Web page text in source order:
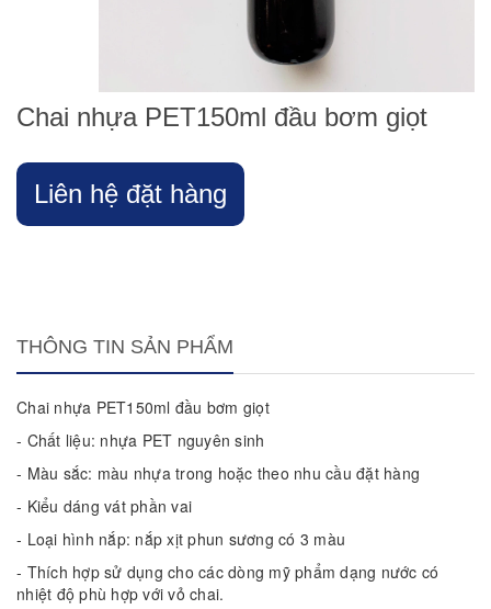
Chai nhựa PET150ml đầu bơm giọt
Liên hệ đặt hàng
THÔNG TIN SẢN PHẨM
Chai nhựa PET150ml đầu bơm giọt
- Chất liệu: nhựa PET nguyên sinh
- Màu sắc: màu nhựa trong hoặc theo nhu cầu đặt hàng
- Kiểu dáng vát phần vai
- Loại hình nắp: nắp xịt phun sương có 3 màu
- Thích hợp sử dụng cho các dòng mỹ phẩm dạng nước có
nhiệt độ phù hợp với vỏ chai.